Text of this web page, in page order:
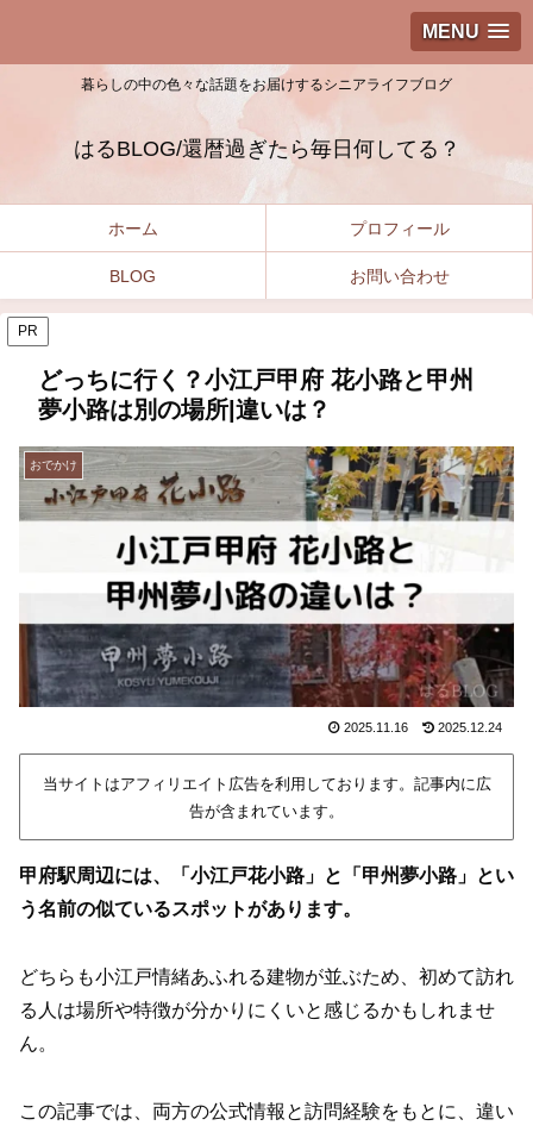
MENU
暮らしの中の色々な話題をお届けするシニアライフブログ
はるBLOG/還暦過ぎたら毎日何してる？
ホーム プロフィール
BLOG お問い合わせ
PR
どっちに行く？小江戸甲府 花小路と甲州
夢小路は別の場所|違いは？
おでかけ
2025.11.16 2025.12.24
当サイトはアフィリエイト広告を利用しております。記事内に広
告が含まれています。
甲府駅周辺には、「小江戸花小路」と「甲州夢小路」とい
う名前の似ているスポットがあります。
どちらも小江戸情緒あふれる建物が並ぶため、初めて訪れ
る人は場所や特徴が分かりにくいと感じるかもしれませ
ん。
この記事では、両方の公式情報と訪問経験をもとに、違い